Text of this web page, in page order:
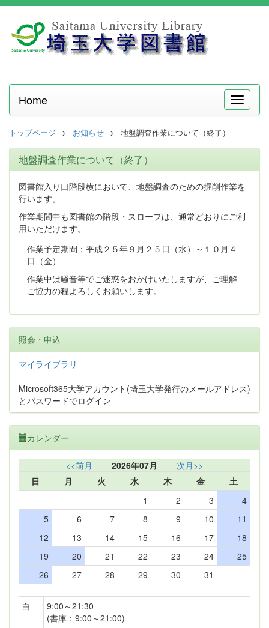
メ
ニ
Home
トップページ お知らせ 地盤調査作業について（終了）
地盤調査作業について（終了）
図書館入り口階段横において、地盤調査のための掘削作業を
行います。
作業期間中も図書館の階段・スロープは、通常どおりにご利
用いただけます。
作業予定期間：平成２５年９月２５日（水）～１０月４
日（金）
作業中は騒音等でご迷惑をおかけいたしますが、ご理解
ご協力の程よろしくお願いします。
照会・申込
マイライブラリ
Microsoft365大学アカウント(埼玉大学発行のメールアドレス)
とパスワードでログイン
カレンダー
<<前月 2026年07月
次月>>
日
月 火 水 木 金
土
1
2 3
4
5
6 7 8 9 10
11
12
13 14 15 16 17
18
19
20 21 22 23 24
25
26
27 28 29 30 31
白
9:00～21:30
(書庫：9:00～21:00)